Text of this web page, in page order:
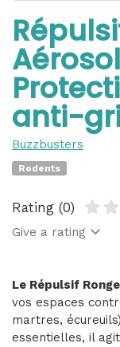
anti-
Buzzbusters
Rodents
Rating (0)
Give a rating
Le Répulsif
vos espaces
martres,
essentielles, il